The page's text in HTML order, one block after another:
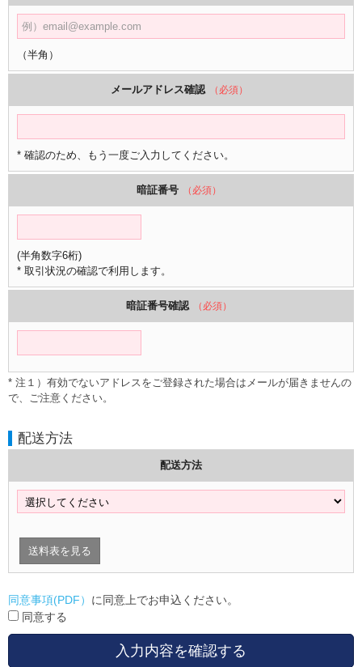
（半角）
メールアドレス確認 （必須）
* 確認のため、もう一度ご入力してください。
暗証番号 （必須）
(半角数字6桁)
* 取引状況の確認で利用します。
暗証番号確認 （必須）
* 注１）有効でないアドレスをご登録された場合はメールが届きませんの
で、ご注意ください。
配送方法
配送方法
送料表を見る
同意事項(PDF） に同意上でお申込ください。
同意する
入力内容を確認する